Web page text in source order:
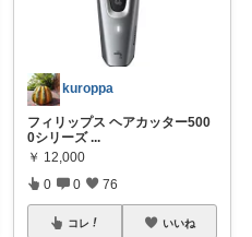
kuroppa
フィリップス ヘアカッター500
0シリーズ ...
￥ 12,000
0 0 76
コレ いいね